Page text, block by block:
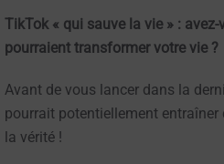
TikTok « qui sauve la vie » :
pourraient transformer votre vie ?
Avant de vous lancer dans la
pourrait potentiellement
la vérité !